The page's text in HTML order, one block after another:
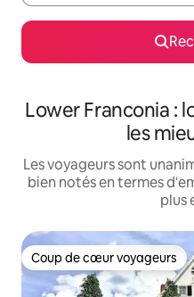
Lower Franconia :
les
Les voyageurs sont
bien notés en termes
plus
Coup de cœur voyageurs
Coup de cœur voyageurs